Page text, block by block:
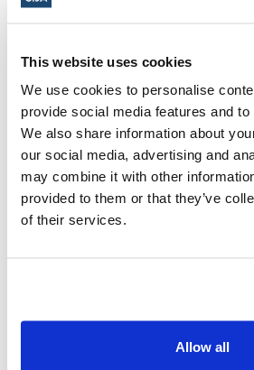
This website uses cookies
We use cookies to personalise
provide social media features and
We also share information about
our social media, advertising and
may combine it with other
provided to them or that they’ve
of their services.
Allow all
Communiqué de presse : La
Vous pourriez également
par...